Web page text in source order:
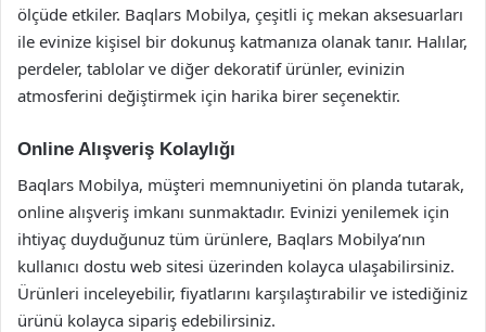
ölçüde etkiler. Baqlars Mobilya, çeşitli iç mekan aksesuarları
ile evinize kişisel bir dokunuş katmanıza olanak tanır. Halılar,
perdeler, tablolar ve diğer dekoratif ürünler, evinizin
atmosferini değiştirmek için harika birer seçenektir.
Online Alışveriş Kolaylığı
Baqlars Mobilya, müşteri memnuniyetini ön planda tutarak,
online alışveriş imkanı sunmaktadır. Evinizi yenilemek için
ihtiyaç duyduğunuz tüm ürünlere, Baqlars Mobilya’nın
kullanıcı dostu web sitesi üzerinden kolayca ulaşabilirsiniz.
Ürünleri inceleyebilir, fiyatlarını karşılaştırabilir ve istediğiniz
ürünü kolayca sipariş edebilirsiniz.